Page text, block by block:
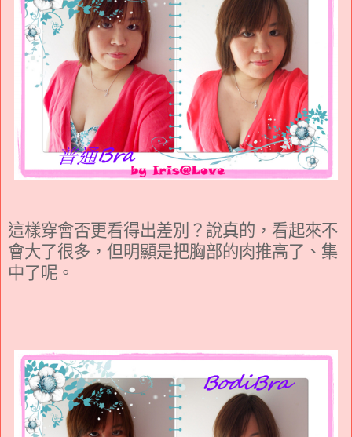
這樣穿會否更看得出差別？說真的，看起來不
會大了很多，但明顯是把胸部的肉推高了、集
中了呢。